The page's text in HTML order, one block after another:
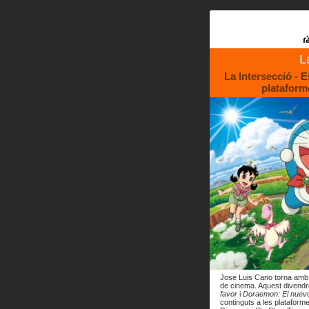
La Intersecció -
Jose Luis Cano torna
de cinema. Aquest
favor i Doraemon: El
continguts a les